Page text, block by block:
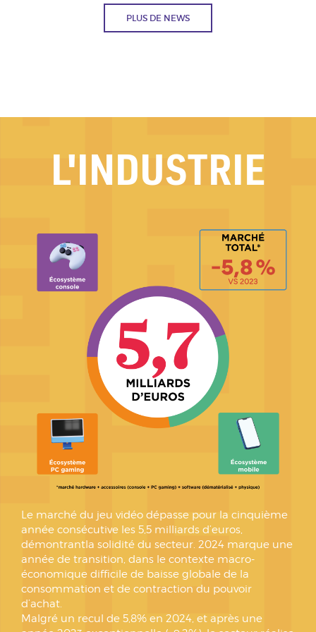
PLUS DE NEWS
L'INDUSTRIE
Le marché du jeu vidéo dépasse pour la cinquième
année consécutive les 5,5 milliards d’euros,
démontrantla solidité du secteur. 2024 marque une
année de transition, dans le contexte macro-
économique difficile de baisse globale de la
consommation et de contraction du pouvoir
d’achat.
Malgré un recul de 5,8% en 2024, et après une